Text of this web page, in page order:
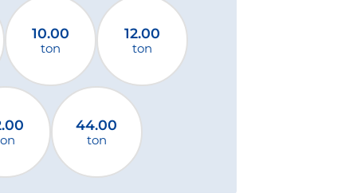
10.00
ton
12.00
ton
44.00
ton